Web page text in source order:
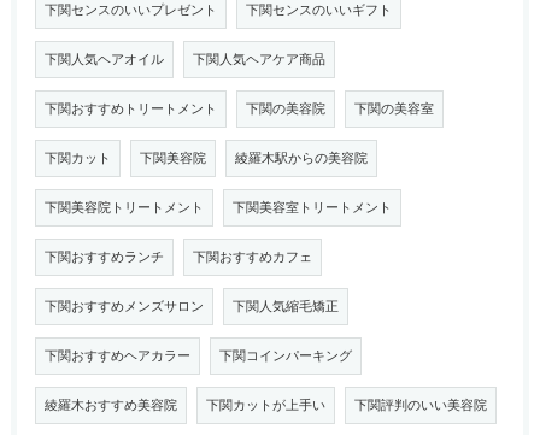
下関センスのいいプレゼント 下関センスのいいギフト
下関人気ヘアオイル 下関人気ヘアケア商品
下関おすすめトリートメント 下関の美容院 下関の美容室
下関カット 下関美容院 綾羅木駅からの美容院
下関美容院トリートメント 下関美容室トリートメント
下関おすすめランチ 下関おすすめカフェ
下関おすすめメンズサロン 下関人気縮毛矯正
下関おすすめヘアカラー 下関コインパーキング
綾羅木おすすめ美容院 下関カットが上手い 下関評判のいい美容院